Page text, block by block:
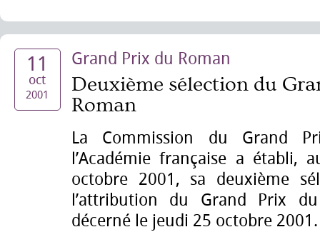
11
oct
2001
Grand Prix du Roman
Deuxième sélection du
Roman
La Commission du Grand
l’Académie française a établi,
octobre 2001, sa deuxième
l’attribution du Grand Prix
décerné le jeudi 25 octobre 2001.